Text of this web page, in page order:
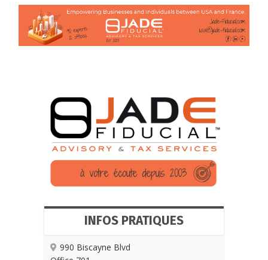
INFOS PRATIQUES
990 Biscayne Blvd